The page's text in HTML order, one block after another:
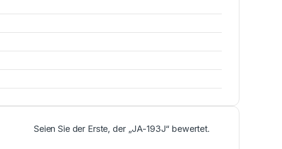
Seien Sie der Erste, der „JA-193J“ bewertet.